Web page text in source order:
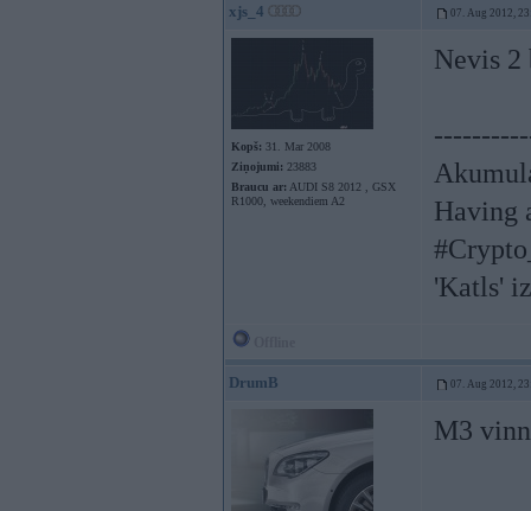
xjs_4 07. Aug 2012,
Kopš: 31. Mar 2008
Ziņojumi: 23883
Braucu ar: AUDI S8 2012 , GSX
R1000, weekendiem A2
Nevis
Having
'Katls'
DrumB 07. Aug 2012,
M3